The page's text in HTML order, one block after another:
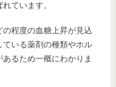
ています。
の程度の血糖上昇が見込
いる薬剤の種類やホル
るため一概にわかりま